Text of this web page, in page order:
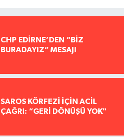
CHP EDİRNE’DEN “BİZ
BURADAYIZ” MESAJI
SAROS KÖRFEZİ İÇİN ACİL
ÇAĞRI: “GERİ DÖNÜŞÜ YOK"